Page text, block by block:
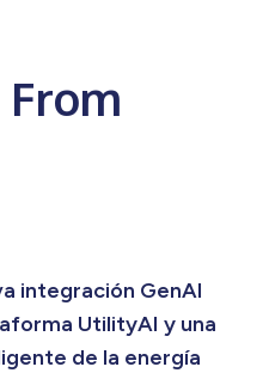
integración GenAI
UtilityAI y una
de la energía